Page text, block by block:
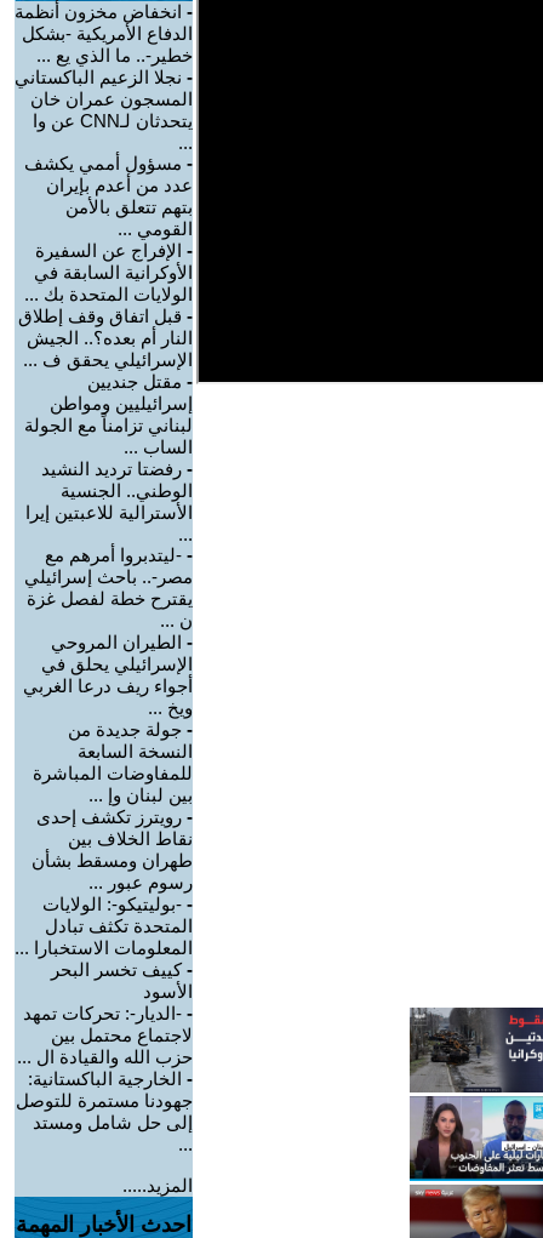
- انخفاض مخزون أنظمة
الدفاع الأمريكية -بشكل
خطير-.. ما الذي يع ...
- نجلا الزعيم الباكستاني
المسجون عمران خان
يتحدثان لـCNN عن وا
...
- مسؤول أممي يكشف
عدد من أعدم بإيران
بتهم تتعلق بالأمن
القومي ...
- الإفراج عن السفيرة
الأوكرانية السابقة في
الولايات المتحدة بك ...
- قبل اتفاق وقف إطلاق
النار أم بعده؟.. الجيش
الإسرائيلي يحقق ف ...
- مقتل جنديين
إسرائيليين ومواطن
لبناني تزامناً مع الجولة
الساب ...
- رفضتا ترديد النشيد
الوطني.. الجنسية
الأسترالية للاعبتين إيرا
...
- -ليتدبروا أمرهم مع
مصر-.. باحث إسرائيلي
يقترح خطة لفصل غزة
ن ...
- الطيران المروحي
الإسرائيلي يحلق في
أجواء ريف درعا الغربي
ويخ ...
- جولة جديدة من
النسخة السابعة
للمفاوضات المباشرة
بين لبنان وإ ...
- رويترز تكشف إحدى
نقاط الخلاف بين
طهران ومسقط بشأن
رسوم عبور ...
- -بوليتيكو-: الولايات
المتحدة تكثف تبادل
المعلومات الاستخبارا ...
-كييف تخسر البحر
الأسود
- -الديار-: تحركات تمهد
لاجتماع محتمل بين
حزب الله والقيادة ال ...
- الخارجية الباكستانية:
جهودنا مستمرة للتوصل
إلى حل شامل ومستد
...
المزيد.....
احدث الأخبار المهمة